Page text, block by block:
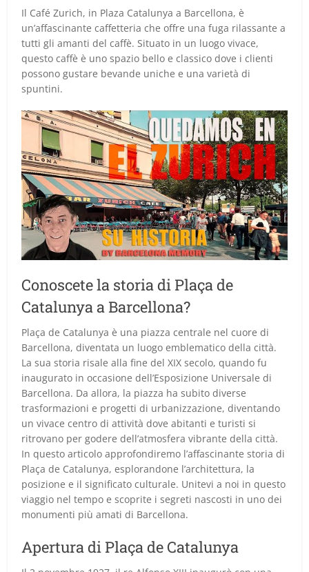
Il Café Zurich, in Plaza Catalunya a Barcellona, è
un’affascinante caffetteria che offre una fuga rilassante a
tutti gli amanti del caffè. Situato in un luogo vivace,
questo caffè è uno spazio bello e classico dove i clienti
possono gustare bevande uniche e una varietà di
spuntini.
Conoscete la storia di Plaça de
Catalunya a Barcellona?
Plaça de Catalunya è una piazza centrale nel cuore di
Barcellona, diventata un luogo emblematico della città.
La sua storia risale alla fine del XIX secolo, quando fu
inaugurato in occasione dell’Esposizione Universale di
Barcellona. Da allora, la piazza ha subito diverse
trasformazioni e progetti di urbanizzazione, diventando
un vivace centro di attività dove abitanti e turisti si
ritrovano per godere dell’atmosfera vibrante della città.
In questo articolo approfondiremo l’affascinante storia di
Plaça de Catalunya, esplorandone l’architettura, la
posizione e il significato culturale. Unitevi a noi in questo
viaggio nel tempo e scoprite i segreti nascosti in uno dei
monumenti più amati di Barcellona.
Apertura di Plaça de Catalunya